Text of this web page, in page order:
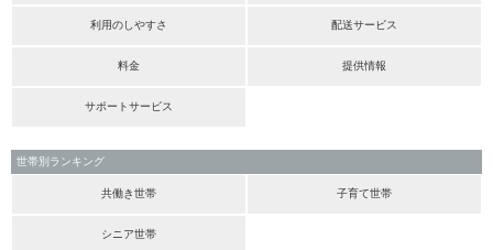
利用のしやすさ 配送サービス
料金 提供情報
サポートサービス
世帯別ランキング
共働き世帯 子育て世帯
シニア世帯